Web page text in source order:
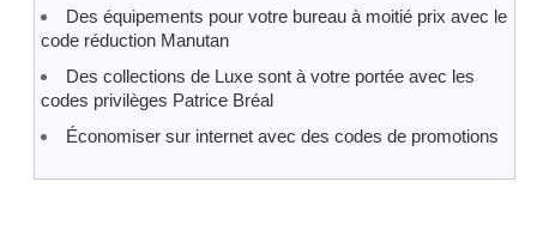
Des équipements pour votre bureau à moitié prix avec le
code réduction Manutan
Des collections de Luxe sont à votre portée avec les
codes privilèges Patrice Bréal
Économiser sur internet avec des codes de promotions